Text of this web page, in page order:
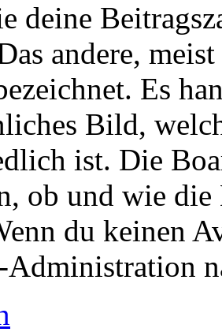
deine
andere,
Es
Bild,
ist. Die
ob und wie die
du keinen